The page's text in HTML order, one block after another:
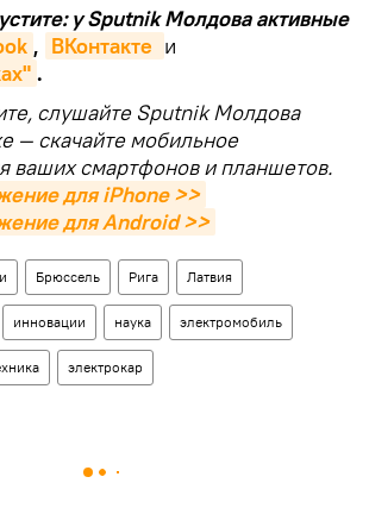
у Sputnik Молдова активные
, ВКонтакте и
.
слушайте Sputnik Молдова
— скачайте мобильное
ваших смартфонов и планшетов.
для iPhone >>
для Android >>
Брюссель Рига Латвия
инновации наука электромобиль
электрокар